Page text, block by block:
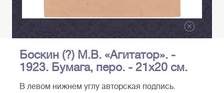
Боскин (?) М.В. «Агитатор». -
1923. Бумага, перо. - 21х20 см.
В левом нижнем углу авторская подпись.